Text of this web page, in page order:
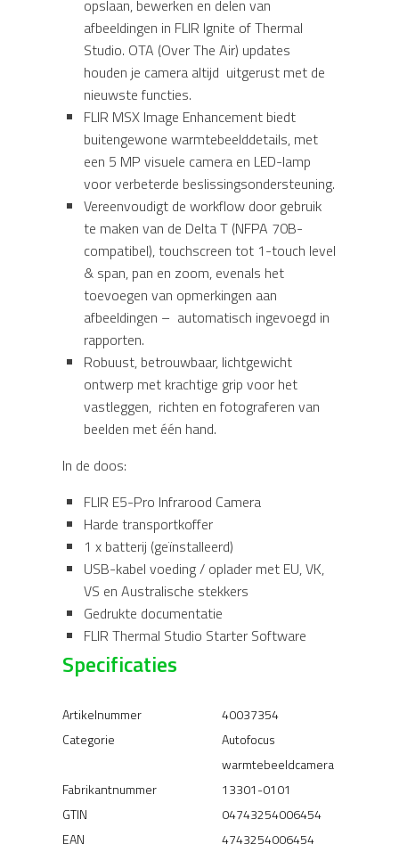
opslaan, bewerken en delen van
afbeeldingen in FLIR Ignite of Thermal
Studio. OTA (Over The Air) updates
houden je camera altijd uitgerust met de
nieuwste functies.
FLIR MSX Image Enhancement biedt
buitengewone warmtebeelddetails, met
een 5 MP visuele camera en LED-lamp
voor verbeterde beslissingsondersteuning.
Vereenvoudigt de workflow door gebruik
te maken van de Delta T (NFPA 70B-
compatibel), touchscreen tot 1-touch level
& span, pan en zoom, evenals het
toevoegen van opmerkingen aan
afbeeldingen – automatisch ingevoegd in
rapporten.
Robuust, betrouwbaar, lichtgewicht
ontwerp met krachtige grip voor het
vastleggen, richten en fotograferen van
beelden met één hand.
In de doos:
FLIR E5-Pro Infrarood Camera
Harde transportkoffer
1 x batterij (geïnstalleerd)
USB-kabel voeding / oplader met EU, VK,
VS en Australische stekkers
Gedrukte documentatie
FLIR Thermal Studio Starter Software
Specificaties
Artikelnummer
40037354
Categorie
Autofocus
warmtebeeldcamera
Fabrikantnummer
13301-0101
GTIN
04743254006454
EAN
4743254006454